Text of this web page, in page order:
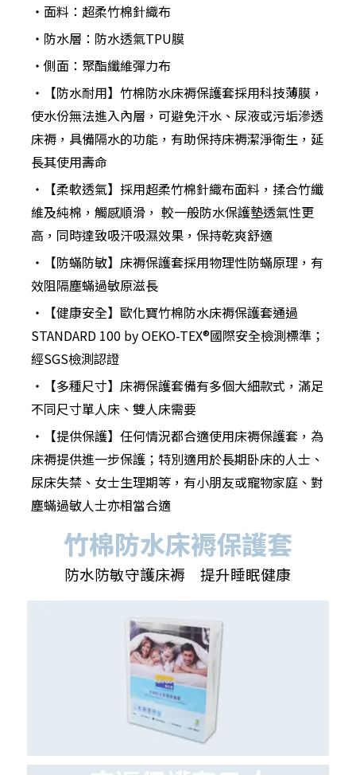
‧面料：超柔竹棉針織布
‧防水層：防水透氣TPU膜
‧側面：聚酯纖維彈力布
‧【防水耐用】竹棉防水床褥保護套採用科技薄膜，
使水份無法進入內層，可避免汗水、尿液或污垢滲透
床褥，具備隔水的功能，有助保持床褥潔淨衛生，延
長其使用壽命
‧【柔軟透氣】採用超柔竹棉針織布面料，揉合竹纖
維及純棉，觸感順滑， 較一般防水保護墊透氣性更
高，同時達致吸汗吸濕效果，保持乾爽舒適
‧【防蟎防敏】床褥保護套採用物理性防蟎原理，有
效阻隔塵蟎過敏原滋長
‧【健康安全】歐化寶竹棉防水床褥保護套通過
STANDARD 100 by OEKO-TEX®國際安全檢測標準；
經SGS檢測認證
‧【多種尺寸】床褥保護套備有多個大細款式，滿足
不同尺寸單人床、雙人床需要
‧【提供保護】任何情況都合適使用床褥保護套，為
床褥提供進一步保護；特別適用於長期卧床的人士、
尿床失禁、女士生理期等，有小朋友或寵物家庭、對
塵蟎過敏人士亦相當合適
竹棉防水床褥保護套
防水防敏守護床褥 提升睡眠健康